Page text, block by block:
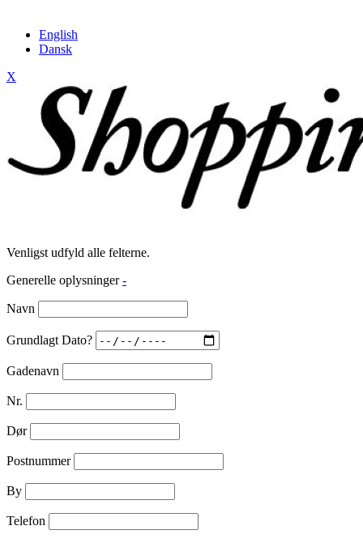
English
Dansk
X
Venligst udfyld alle felterne.
Generelle oplysninger -
Navn
Grundlagt Dato?
Gadenavn
Nr.
Dør
Postnummer
By
Telefon